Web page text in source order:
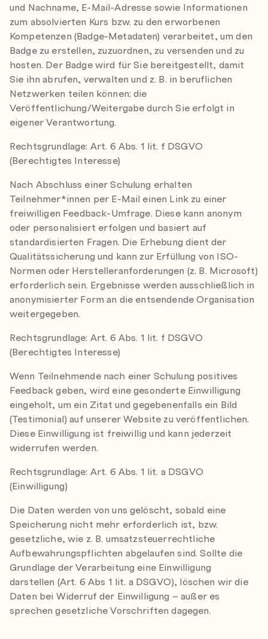
und Nachname, E-Mail-Adresse sowie Informationen
zum absolvierten Kurs bzw. zu den erworbenen
Kompetenzen (Badge-Metadaten) verarbeitet, um den
Badge zu erstellen, zuzuordnen, zu versenden und zu
hosten. Der Badge wird für Sie bereitgestellt, damit
Sie ihn abrufen, verwalten und z. B. in beruflichen
Netzwerken teilen können; die
Veröffentlichung/Weitergabe durch Sie erfolgt in
eigener Verantwortung.
Rechtsgrundlage: Art. 6 Abs. 1 lit. f DSGVO
(Berechtigtes Interesse)
Nach Abschluss einer Schulung erhalten
Teilnehmer*innen per E-Mail einen Link zu einer
freiwilligen Feedback-Umfrage. Diese kann anonym
oder personalisiert erfolgen und basiert auf
standardisierten Fragen. Die Erhebung dient der
Qualitätssicherung und kann zur Erfüllung von ISO-
Normen oder Herstelleranforderungen (z. B. Microsoft)
erforderlich sein. Ergebnisse werden ausschließlich in
anonymisierter Form an die entsendende Organisation
weitergegeben.
Rechtsgrundlage: Art. 6 Abs. 1 lit. f DSGVO
(Berechtigtes Interesse)
Wenn Teilnehmende nach einer Schulung positives
Feedback geben, wird eine gesonderte Einwilligung
eingeholt, um ein Zitat und gegebenenfalls ein Bild
(Testimonial) auf unserer Website zu veröffentlichen.
Diese Einwilligung ist freiwillig und kann jederzeit
widerrufen werden.
Rechtsgrundlage: Art. 6 Abs. 1 lit. a DSGVO
(Einwilligung)
Die Daten werden von uns gelöscht, sobald eine
Speicherung nicht mehr erforderlich ist, bzw.
gesetzliche, wie z. B. umsatzsteuerrechtliche
Aufbewahrungspflichten abgelaufen sind. Sollte die
Grundlage der Verarbeitung eine Einwilligung
darstellen (Art. 6 Abs 1 lit. a DSGVO), löschen wir die
Daten bei Widerruf der Einwilligung – außer es
sprechen gesetzliche Vorschriften dagegen.